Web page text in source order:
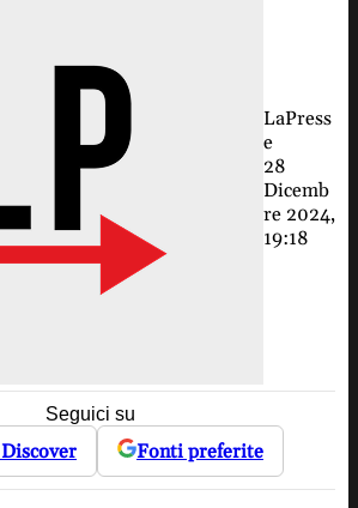
LaPress
e
28
Dicemb
re 2024,
19:18
Seguici su
Discover Fonti preferite